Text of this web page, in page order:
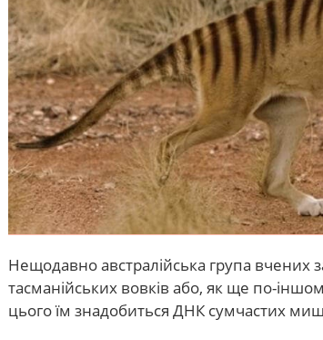
Нещодавно австралійська група вчених
тасманійських вовків або, як ще по-
цього їм знадобиться ДНК сумчастих